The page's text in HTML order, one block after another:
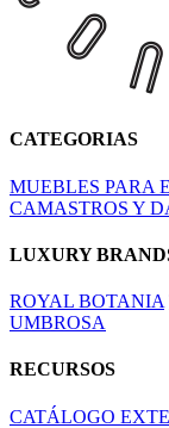
CATEGORIAS
MUEBLES PARA
CAMASTROS Y
LUXURY
ROYAL BOTANIA
UMBROSA
RECURSOS
CATÁLOGO